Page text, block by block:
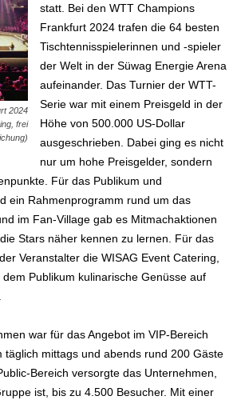
2024
frei
statt. Bei den WTT Champions
Frankfurt 2024 trafen die 64 besten
Tischtennisspielerinnen und -spieler
der Welt in der Süwag Energie Arena
aufeinander. Das Turnier der WTT-
Serie war mit einem Preisgeld in der
Höhe von 500.000 US-Dollar
ausgeschrieben. Dabei ging es nicht
nur um hohe Preisgelder, sondern
Für das Publikum und
ein Rahmenprogramm rund um das
im Fan-Village gab es Mitmachaktionen
Stars näher kennen zu lernen. Für das
Veranstalter die WISAG Event Catering,
Publikum kulinarische Genüsse auf
war für das Angebot im VIP-Bereich
täglich mittags und abends rund 200 Gäste
Bereich versorgte das Unternehmen,
ist, bis zu 4.500 Besucher. Mit einer